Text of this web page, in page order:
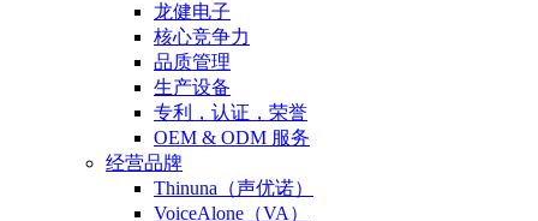
龙健电子
核心竞争力
品质管理
生产设备
专利，认证，荣誉
OEM & ODM 服务
经营品牌
Thinuna（声优诺）
VoiceAlone（VA）